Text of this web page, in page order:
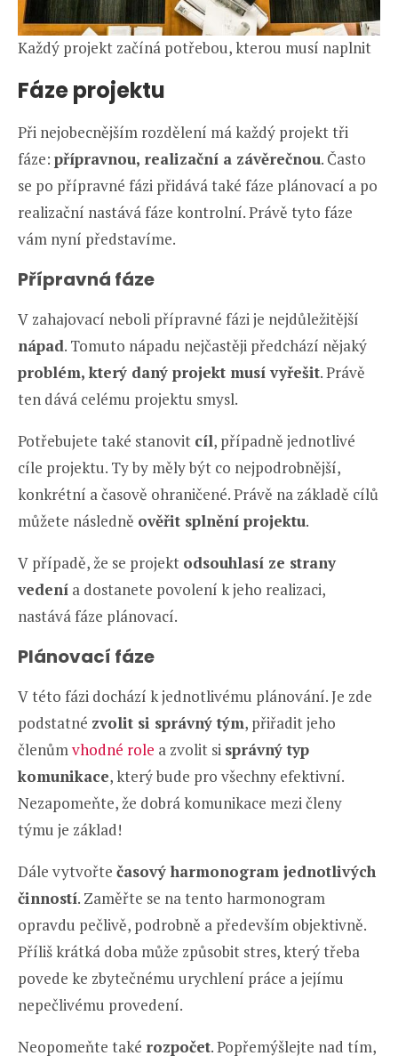
Každý projekt začíná potřebou, kterou musí naplnit
Fáze projektu
Při nejobecnějším rozdělení má každý projekt tři
fáze: přípravnou, realizační a závěrečnou. Často
se po přípravné fázi přidává také fáze plánovací a po
realizační nastává fáze kontrolní. Právě tyto fáze
vám nyní představíme.
Přípravná fáze
V zahajovací neboli přípravné fázi je nejdůležitější
nápad. Tomuto nápadu nejčastěji předchází nějaký
problém, který daný projekt musí vyřešit. Právě
ten dává celému projektu smysl.
Potřebujete také stanovit cíl, případně jednotlivé
cíle projektu. Ty by měly být co nejpodrobnější,
konkrétní a časově ohraničené. Právě na základě cílů
můžete následně ověřit splnění projektu.
V případě, že se projekt odsouhlasí ze strany
vedení a dostanete povolení k jeho realizaci,
nastává fáze plánovací.
Plánovací fáze
V této fázi dochází k jednotlivému plánování. Je zde
podstatné zvolit si správný tým, přiřadit jeho
členůmvhodné role a zvolit si správný typ
komunikace, který bude pro všechny efektivní.
Nezapomeňte, že dobrá komunikace mezi členy
týmu je základ!
Dále vytvořte časový harmonogram jednotlivých
činností. Zaměřte se na tento harmonogram
opravdu pečlivě, podrobně a především objektivně.
Příliš krátká doba může způsobit stres, který třeba
povede ke zbytečnému urychlení práce a jejímu
nepečlivému provedení.
Neopomeňte také rozpočet. Popřemýšlejte nad tím,